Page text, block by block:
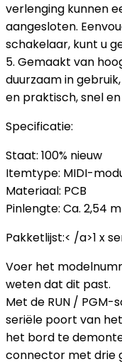
verlenging kunnen
aangesloten.
schakelaar, kunt u
5. Gemaakt van
duurzaam in
en praktisch, snel
Specificatie:
Staat: 100% nieuw
Itemtype: MIDI-
Materiaal: PCB
Pinlengte: Ca. 2,54
Pakketlijst:< /a>1 x
Voer het
weten dat dit past.
Met de RUN /
seriële poort van
het bord te
connector met drie